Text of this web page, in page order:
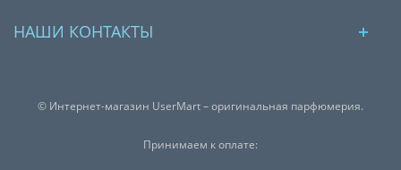
НАШИ КОНТАКТЫ
© Интернет-магазин UserMart – оригинальная парфюмерия.
Принимаем к оплате: